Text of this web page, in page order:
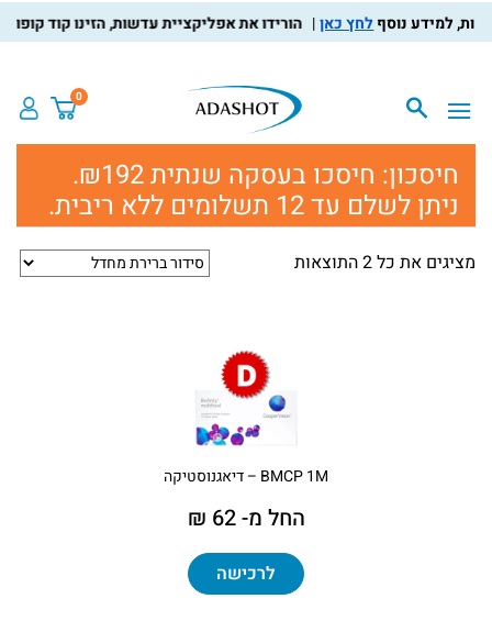
למידע נוסףלחץ כאן הורידו את אפליקציית עדשות, הזינו קוד קופון AppGift בעמוד התשלום, וקבלו הנחה מיידית על ההזמנה
0
חיסכון:
חיסכו בעסקה שנתית ₪192.
ניתן לשלם עד 12 תשלומים ללא ריבית.
מציגים את כל ⁦2⁩ התוצאות
BMCP 1M – דיאגנוסטיקה
החל מ- 62 ₪
לרכישה